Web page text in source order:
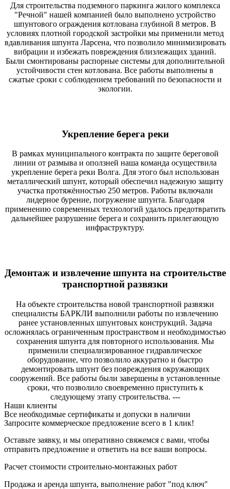
Для строительства подземного паркинга жилого комплекса
"Речной" нашей компанией было выполнено устройство
шпунтового ограждения котлована глубиной 8 метров. В
условиях плотной городской застройки мы применили метод
вдавливания шпунта Ларсена, что позволило минимизировать
вибрации и избежать повреждения близлежащих зданий.
Были смонтированы распорные системы для дополнительной
устойчивости стен котлована. Все работы выполнены в
сжатые сроки с соблюдением требований по безопасности и
экологии.
Укрепление берега реки
В рамках муниципального контракта по защите береговой
линии от размыва и оползней наша команда осуществила
укрепление берега реки Волга. Для этого был использован
металлический шпунт, который обеспечил надежную защиту
участка протяжённостью 250 метров. Работы включали
лидерное бурение, погружение шпунта. Благодаря
применению современных технологий удалось предотвратить
дальнейшее разрушение берега и сохранить прилегающую
инфраструктуру.
Демонтаж и извлечение шпунта на строительстве
транспортной развязки
На объекте строительства новой транспортной развязки
специалисты БАРКЛИ выполнили работы по извлечению
ранее установленных шпунтовых конструкций. Задача
осложнялась ограниченным пространством и необходимостью
сохранения шпунта для повторного использования. Мы
применили специализированное гидравлическое
оборудование, что позволило аккуратно и быстро
демонтировать шпунт без повреждения окружающих
сооружений. Все работы были завершены в установленные
сроки, что позволило своевременно приступить к
следующему этапу строительства. ---
Наши клиенты
Все необходимые сертификаты и допуски в наличии
Запросите коммерческое предложение всего в 1 клик!
Оставьте заявку, и мы оперативно свяжемся с вами, чтобы
отправить предложение и ответить на все ваши вопросы.
Расчет стоимости строительно-монтажных работ
Продажа и аренда шпунта, выполнение работ "под ключ"